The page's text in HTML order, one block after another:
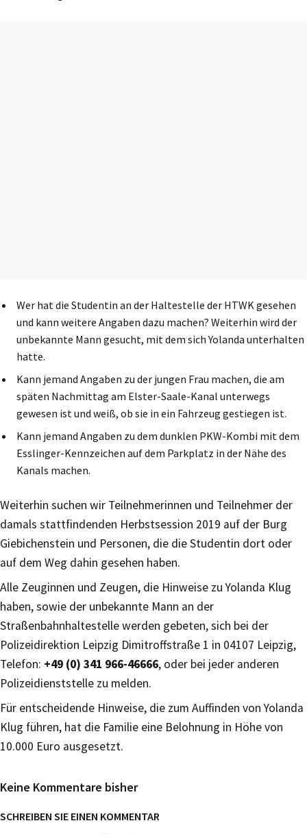
Wer hat die Studentin an der Haltestelle der HTWK gesehen
und kann weitere Angaben dazu machen? Weiterhin wird der
unbekannte Mann gesucht, mit dem sich Yolanda unterhalten
hatte.
Kann jemand Angaben zu der jungen Frau machen, die am
späten Nachmittag am Elster-Saale-Kanal unterwegs
gewesen ist und weiß, ob sie in ein Fahrzeug gestiegen ist.
Kann jemand Angaben zu dem dunklen PKW-Kombi mit dem
Esslinger-Kennzeichen auf dem Parkplatz in der Nähe des
Kanals machen.
Weiterhin suchen wir Teilnehmerinnen und Teilnehmer der
damals stattfindenden Herbstsession 2019 auf der Burg
Giebichenstein und Personen, die die Studentin dort oder
auf dem Weg dahin gesehen haben.
Alle Zeuginnen und Zeugen, die Hinweise zu Yolanda Klug
haben, sowie der unbekannte Mann an der
Straßenbahnhaltestelle werden gebeten, sich bei der
Polizeidirektion Leipzig Dimitroffstraße 1 in 04107 Leipzig,
Telefon: +49 (0) 341 966-46666, oder bei jeder anderen
Polizeidienststelle zu melden.
Für entscheidende Hinweise, die zum Auffinden von Yolanda
Klug führen, hat die Familie eine Belohnung in Höhe von
10.000 Euro ausgesetzt.
Keine Kommentare bisher
SCHREIBEN SIE EINEN KOMMENTAR